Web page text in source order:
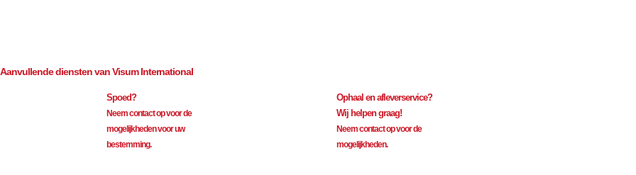
Aanvullende diensten van Visum International
Spoed?
Neem contact op voor de
mogelijkheden voor uw
bestemming.
Ophaal en afleverservice?
Wij helpen graag!
Neem contact op voor de
mogelijkheden.